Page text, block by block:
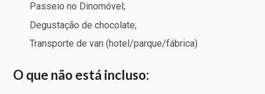
Passeio no Dinomóvel;
Degustação de chocolate;
Transporte de van (hotel/parque/fábrica)
O que não está incluso: